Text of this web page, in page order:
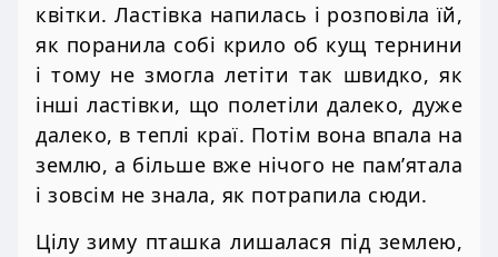
квітки. Ластівка напилась і розповіла їй,
як поранила собі крило об кущ тернини
і тому не змогла летіти так швидко, як
інші ластівки, що полетіли далеко, дуже
далеко, в теплі краї. Потім вона впала на
землю, а більше вже нічого не пам’ятала
і зовсім не знала, як потрапила сюди.
Цілу зиму пташка лишалася під землею,